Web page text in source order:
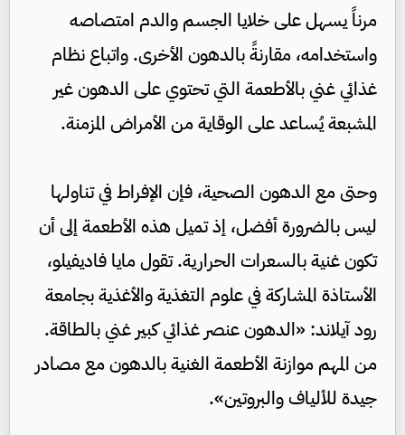
مرناً يسهل على خلايا الجسم والدم امتصاصه
واستخدامه، مقارنةً بالدهون الأخرى. واتباع نظام
غذائي غني بالأطعمة التي تحتوي على الدهون غير
المشبعة يُساعد على الوقاية من الأمراض المزمنة.
وحتى مع الدهون الصحية، فإن الإفراط في تناولها
ليس بالضرورة أفضل، إذ تميل هذه الأطعمة إلى أن
تكون غنية بالسعرات الحرارية. تقول مايا فاديفيلو،
الأستاذة المشاركة في علوم التغذية والأغذية بجامعة
رود آيلاند: «الدهون عنصر غذائي كبير غني بالطاقة.
من المهم موازنة الأطعمة الغنية بالدهون مع مصادر
جيدة للألياف والبروتين».